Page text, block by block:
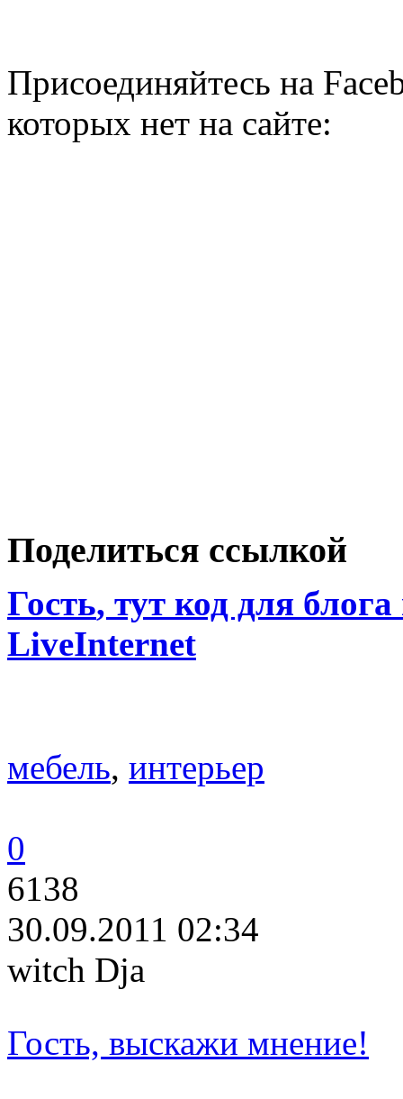
Присоединяйтесь на
которых нет на сайте:
Поделиться ссылкой
Гость, тут код для
LiveInternet
мебель, интерьер
0
6138
30.09.2011 02:34
witch Dja
Гость, выскажи мнение!